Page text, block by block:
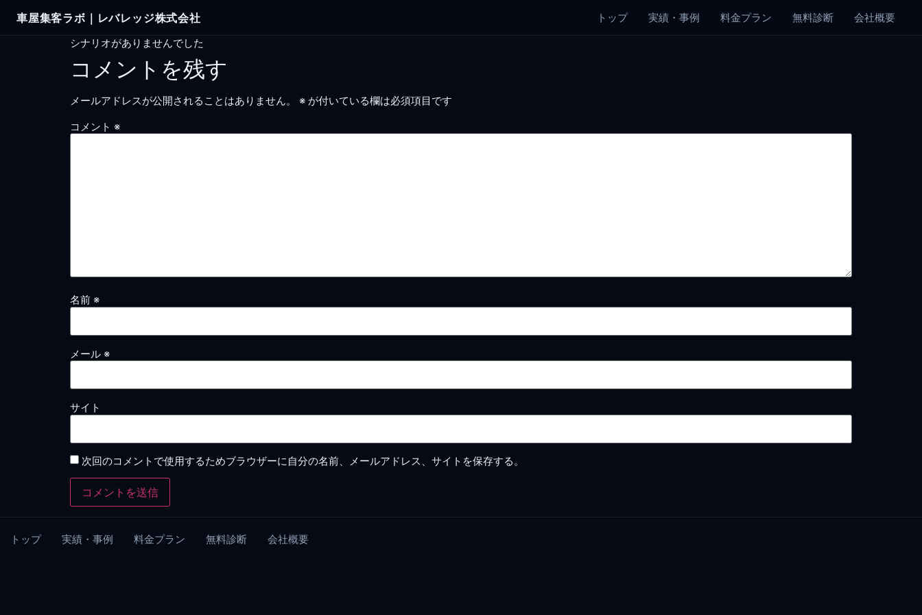
車屋集客ラボ｜レバレッジ株式会社 トップ 実績・事例 料金プラン 無料診断
会社概要
シナリオがありませんでした
コメントを残す
メールアドレスが公開されることはありません。 ※ が付いている欄は必須項目です
コメント ※
名前 ※
メール ※
サイト
次回のコメントで使用するためブラウザーに自分の名前、メールアドレス、サイトを保存する。
トップ 実績・事例 料金プラン 無料診断 会社概要